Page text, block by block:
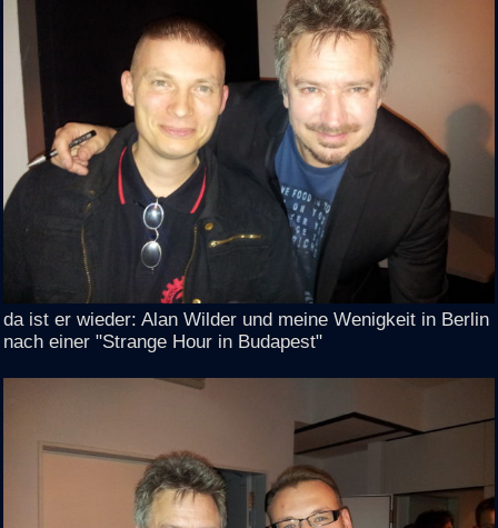
da ist er wieder: Alan Wilder und meine Wenigkeit in Berlin
nach einer "Strange Hour in Budapest"